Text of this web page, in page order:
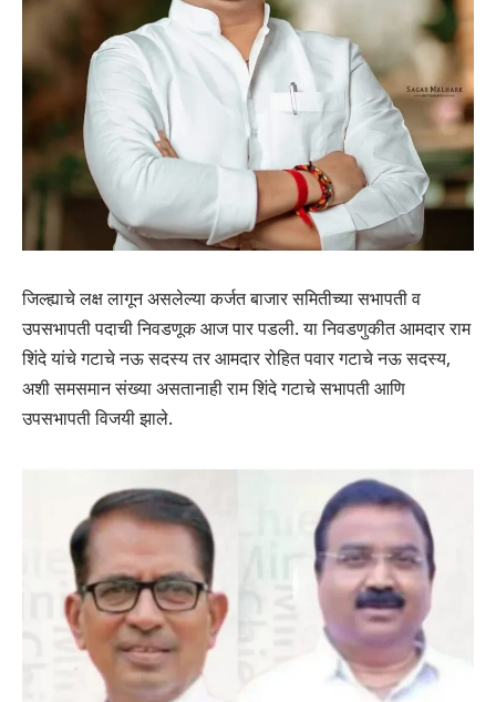
जिल्ह्याचे लक्ष लागून असलेल्या कर्जत बाजार समितीच्या सभापती व
उपसभापती पदाची निवडणूक आज पार पडली. या निवडणुकीत आमदार राम
शिंदे यांचे गटाचे नऊ सदस्य तर आमदार रोहित पवार गटाचे नऊ सदस्य,
अशी समसमान संख्या असतानाही राम शिंदे गटाचे सभापती आणि
उपसभापती विजयी झाले.